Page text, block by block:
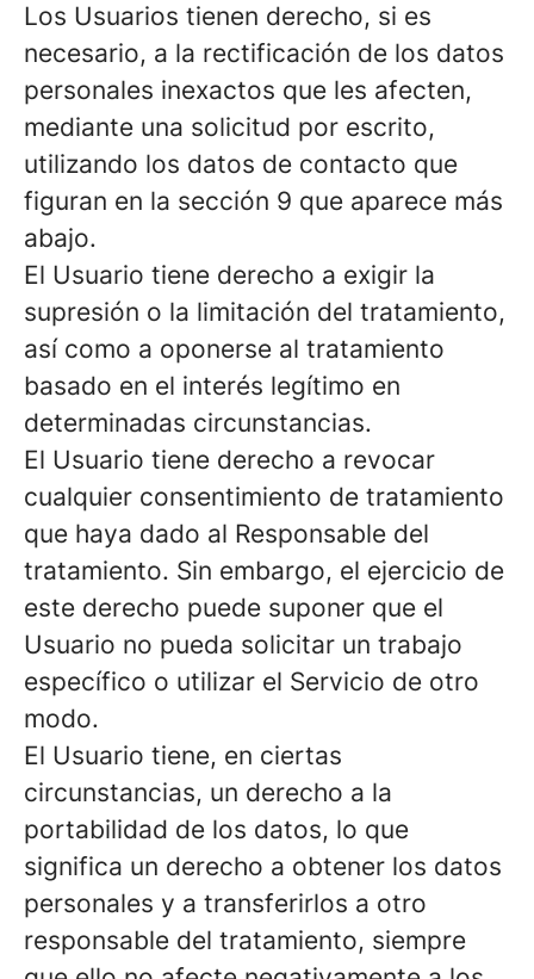
Los Usuarios tienen derecho, si es
necesario, a la rectificación de los datos
personales inexactos que les afecten,
mediante una solicitud por escrito,
utilizando los datos de contacto que
figuran en la sección 9 que aparece más
abajo.
El Usuario tiene derecho a exigir la
supresión o la limitación del tratamiento,
así como a oponerse al tratamiento
basado en el interés legítimo en
determinadas circunstancias.
El Usuario tiene derecho a revocar
cualquier consentimiento de tratamiento
que haya dado al Responsable del
tratamiento. Sin embargo, el ejercicio de
este derecho puede suponer que el
Usuario no pueda solicitar un trabajo
específico o utilizar el Servicio de otro
modo.
El Usuario tiene, en ciertas
circunstancias, un derecho a la
portabilidad de los datos, lo que
significa un derecho a obtener los datos
personales y a transferirlos a otro
responsable del tratamiento, siempre